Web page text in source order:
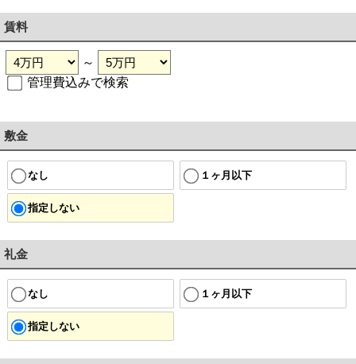
賃料
～
管理費込みで検索
敷金
なし １ヶ月以下
指定しない
礼金
なし １ヶ月以下
指定しない